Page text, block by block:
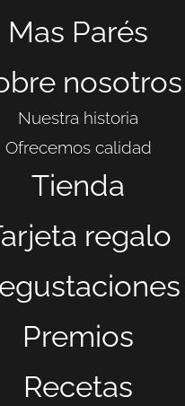
Mas Parés
nosotros
Nuestra historia
Ofrecemos calidad
Tienda
regalo
Premios
Recetas